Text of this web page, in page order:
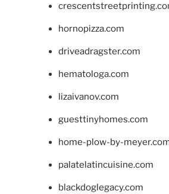
hornopizza.com
driveadragster.com
hematologa.com
lizaivanov.com
guesttinyhomes.com
home-plow-by-
palatelatincuisine.com
blackdoglegacy.com